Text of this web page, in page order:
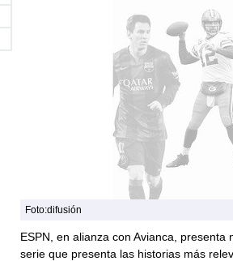
Foto:difusión
ESPN, en alianza con Avianca, presenta
serie que presenta las historias más